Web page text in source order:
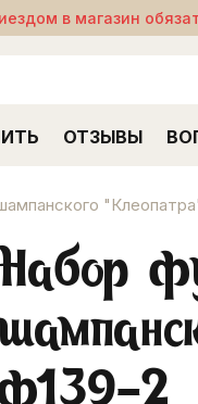
в магазин
ОТЗЫВЫ
2